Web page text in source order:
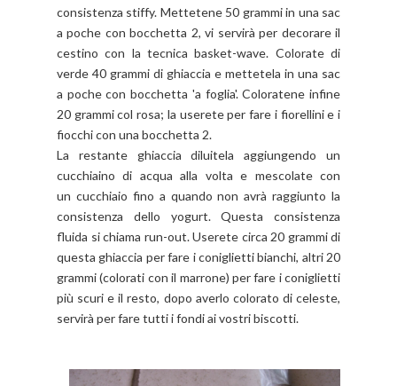
consistenza stiffy. Mettetene 50 grammi in una sac
a poche con bocchetta 2, vi servirà per decorare il
cestino con la tecnica basket-wave. Colorate di
verde 40 grammi di ghiaccia e mettetela in una sac
a poche con bocchetta 'a foglia'. Coloratene infine
20 grammi col rosa; la userete per fare i fiorellini e i
fiocchi con una bocchetta 2.
La restante ghiaccia diluitela aggiungendo un
cucchiaino di acqua alla volta e mescolate con
un cucchiaio fino a quando non avrà raggiunto la
consistenza dello yogurt. Questa consistenza
fluida si chiama run-out. Userete circa 20 grammi di
questa ghiaccia per fare i coniglietti bianchi, altri 20
grammi (colorati con il marrone) per fare i coniglietti
più scuri e il resto, dopo averlo colorato di celeste,
servirà per fare tutti i fondi ai vostri biscotti.